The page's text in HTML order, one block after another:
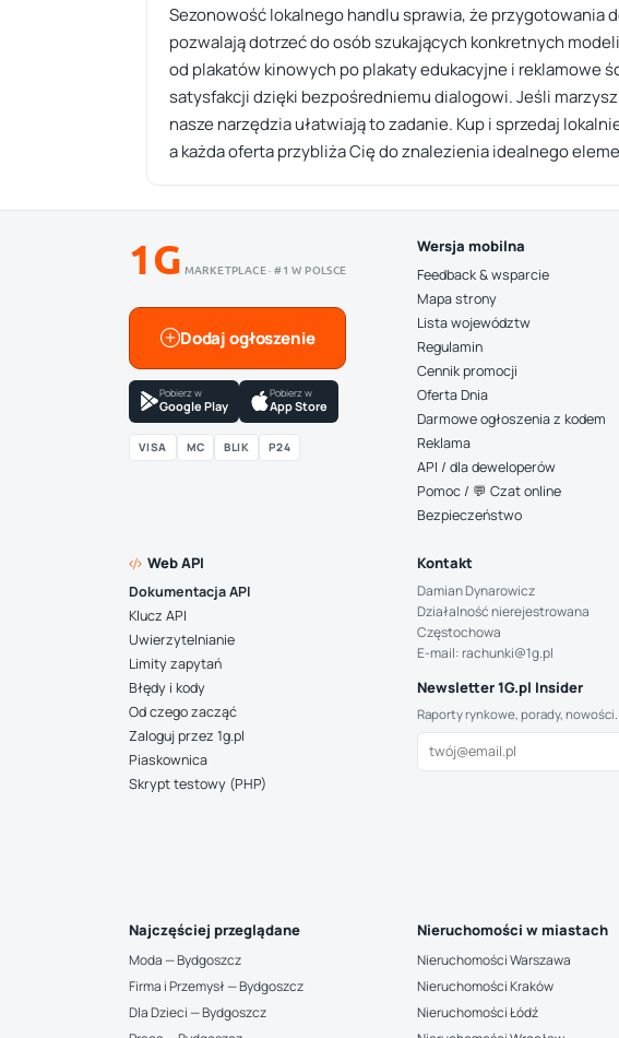
Sezonowość lokalnego handlu sprawia, że przygotowania
pozwalają dotrzeć do osób szukających konkretnych
od plakatów kinowych po plakaty edukacyjne i reklamowe
satysfakcji dzięki bezpośredniemu dialogowi. Jeśli
nasze narzędzia ułatwiają to zadanie. Kup i sprzedaj
a każda oferta przybliża Cię do znalezienia idealnego
1G MARKETPLACE · #1 W POLSCE
Dodaj ogłoszenie
Pobierz w
Google Play
Pobierz w
App Store
VISA MC BLIK P24
Wersja mobilna
Feedback & wsparcie
Mapa strony
Lista województw
Regulamin
Cennik promocji
Oferta Dnia
Darmowe ogłoszenia z kodem
Reklama
API / dla deweloperów
Pomoc / 💬 Czat online
Bezpieczeństwo
Web API
Dokumentacja API
Klucz API
Uwierzytelnianie
Limity zapytań
Błędy i kody
Od czego zacząć
Zaloguj przez 1g.pl
Piaskownica
Skrypt testowy (PHP)
Kontakt
Damian Dynarowicz
Działalność nierejestrowana
Częstochowa
E-mail: rachunki@1g.pl
Newsletter 1G.pl Insider
Raporty rynkowe, porady, nowości.
Najczęściej przeglądane
Moda — Bydgoszcz
Firma i Przemysł — Bydgoszcz
Dla Dzieci — Bydgoszcz
Nieruchomości w miastach
Nieruchomości Warszawa
Nieruchomości Kraków
Nieruchomości Łódź